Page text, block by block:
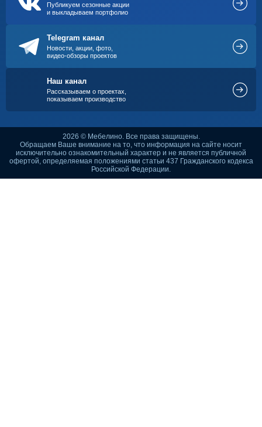
Публикуем сезонные акции
и выкладываем портфолио
Telegram канал
Новости, акции, фото,
видео-обзоры проектов
Наш канал
Рассказываем о проектах,
показываем производство
2026 © Мебелино. Все права защищены.
Обращаем Ваше внимание на то, что информация на сайте носит
исключительно ознакомительный характер и не является публичной
офертой, определяемая положениями статьи 437 Гражданского кодекса
Российской Федерации.